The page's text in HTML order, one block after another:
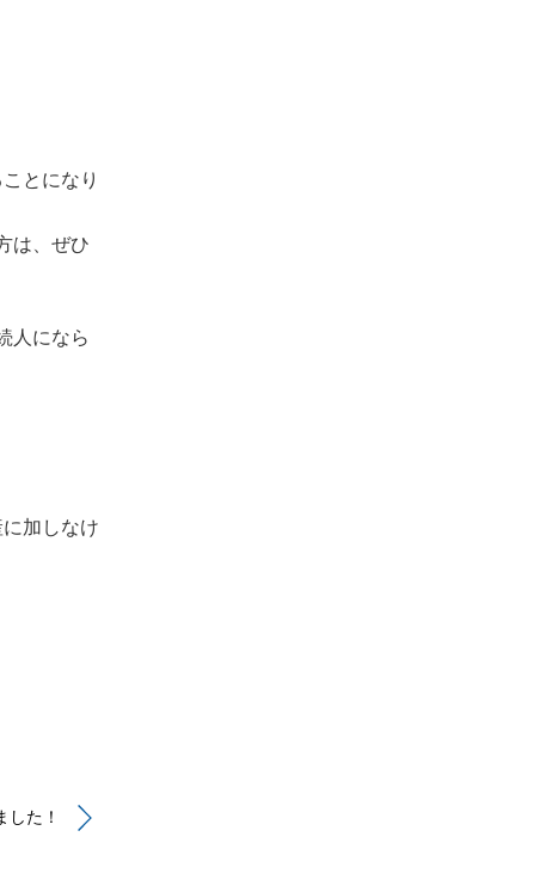
とになり
は、ぜひ
人になら
加しなけ
した！